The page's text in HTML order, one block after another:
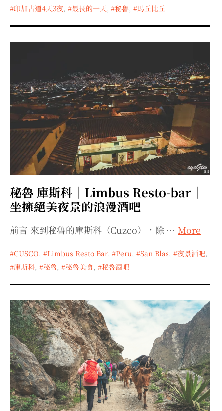
印加古道4天3夜, 最長的一天, 秘魯, 馬丘比丘
秘魯 庫斯科｜Limbus Resto-bar｜
坐擁絕美夜景的浪漫酒吧
前言 來到秘魯的庫斯科（Cuzco），除 …More
CUSCO, Limbus Resto Bar, Peru, San Blas, 夜景酒吧,
庫斯科, 秘魯, 秘魯美食, 秘魯酒吧